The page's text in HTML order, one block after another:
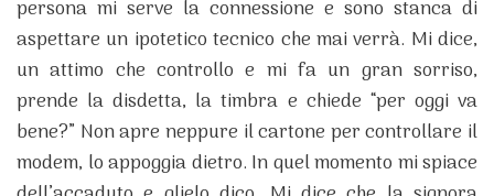
persona mi serve la connessione e sono stanca di
aspettare un ipotetico tecnico che mai verrà. Mi dice,
un attimo che controllo e mi fa un gran sorriso,
prende la disdetta, la timbra e chiede “per oggi va
bene?” Non apre neppure il cartone per controllare il
modem, lo appoggia dietro. In quel momento mi spiace